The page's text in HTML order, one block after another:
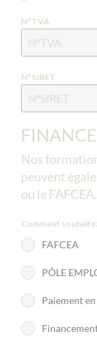
N°TVA
N°SIRET
Nos
peuvent
ou le FAFCEA.
Comment
FAFCEA
PÔLE
Paiement